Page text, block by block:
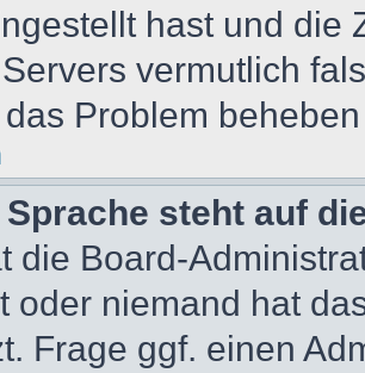
hast und die
vermutlich
Problem
Sprache steht auf
die Board-
oder niemand hat
Frage ggf. einen